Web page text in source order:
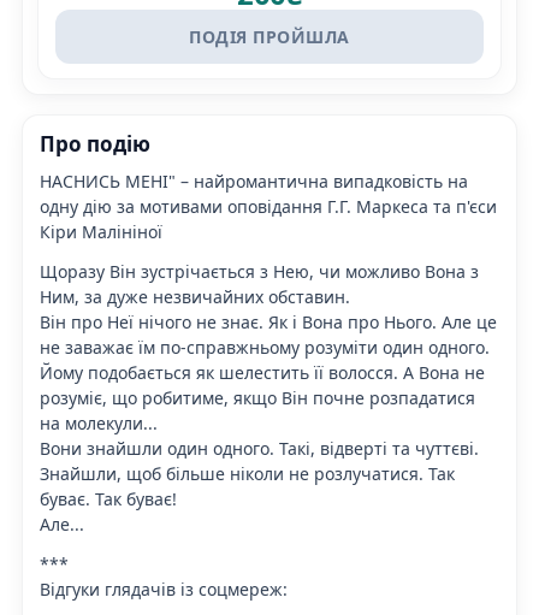
ПОДІЯ ПРОЙШЛА
Про подію
НАСНИСЬ МЕНІ" – найромантична випадковість на
одну дію за мотивами оповідання Г.Г. Маркеса та п'єси
Кіри Малініної
Щоразу Він зустрічається з Нею, чи можливо Вона з
Ним, за дуже незвичайних обставин.
Він про Неї нічого не знає. Як і Вона про Нього. Але це
не заважає їм по-справжньому розуміти один одного.
Йому подобається як шелестить її волосся. А Вона не
розуміє, що робитиме, якщо Він почне розпадатися
на молекули...
Вони знайшли один одного. Такі, відверті та чуттєві.
Знайшли, щоб більше ніколи не розлучатися. Так
буває. Так буває!
Але...
***
Відгуки глядачів із соцмереж: